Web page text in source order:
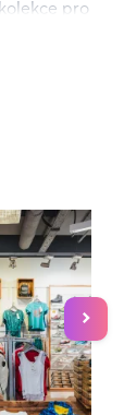
pro
který
či
Kč za